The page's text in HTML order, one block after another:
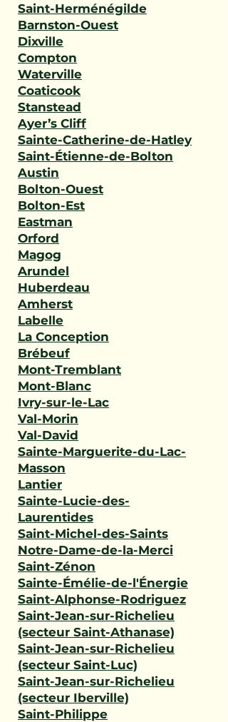
Saint-Herménégilde
Barnston-Ouest
Dixville
Compton
Waterville
Coaticook
Stanstead
Ayer’s Cliff
Sainte-Catherine-de-Hatley
Saint-Étienne-de-Bolton
Austin
Bolton-Ouest
Bolton-Est
Eastman
Orford
Magog
Arundel
Huberdeau
Amherst
Labelle
La Conception
Brébeuf
Mont-Tremblant
Mont-Blanc
Ivry-sur-le-Lac
Val-Morin
Val-David
Sainte-Marguerite-du-Lac-
Masson
Lantier
Sainte-Lucie-des-
Laurentides
Saint-Michel-des-Saints
Notre-Dame-de-la-Merci
Saint-Zénon
Sainte-Émélie-de-l'Énergie
Saint-Alphonse-Rodriguez
Saint-Jean-sur-Richelieu
(secteur Saint-Athanase)
Saint-Jean-sur-Richelieu
(secteur Saint-Luc)
Saint-Jean-sur-Richelieu
(secteur Iberville)
Saint-Philippe